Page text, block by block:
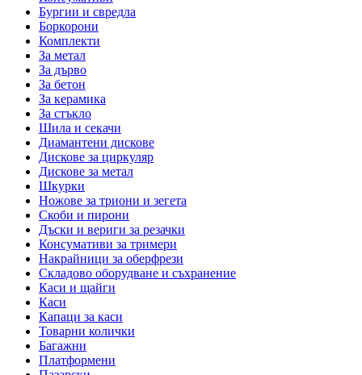
Бургии и свредла
Боркорони
Комплекти
За метал
За дърво
За бетон
За керамика
За стъкло
Шила и секачи
Диамантени дискове
Дискове за циркуляр
Дискове за метал
Шкурки
Ножове за триони и зегета
Скоби и пирони
Дъски и вериги за резачки
Консумативи за тримери
Накрайници за оберфрези
Складово оборудване и съхранение
Каси и щайги
Каси
Капаци за каси
Товарни колички
Багажни
Платформени